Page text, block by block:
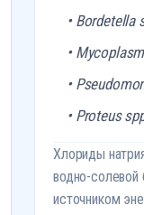
• Bordetella
•
•
• Proteus
Хлориды
водно-солевой
источником